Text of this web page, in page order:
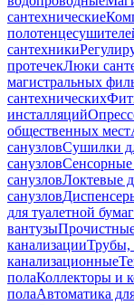
сантехнические
сантехники
протечекЛюки
магистральных
сантехнических
инсталляций
общественных мест
санузловСушилки
санузловСенсорные
санузловЛоктевые
санузлов
для туалетной
вантузы
канализацииТрубы,
канализационные
полаКоллекторы и
полаАвтоматика